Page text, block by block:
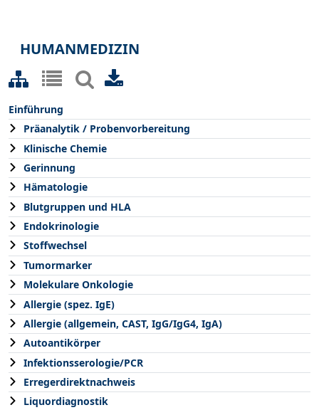
HUMANMEDIZIN
Einführung
Präanalytik / Probenvorbereitung
Klinische Chemie
Gerinnung
Hämatologie
Blutgruppen und HLA
Endokrinologie
Stoffwechsel
Tumormarker
Molekulare Onkologie
Allergie (spez. IgE)
Allergie (allgemein, CAST, IgG/IgG4, IgA)
Autoantikörper
Infektionsserologie/PCR
Erregerdirektnachweis
Liquordiagnostik